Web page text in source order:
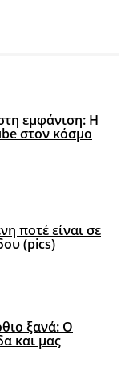
εμφάνιση: Η
στον κόσμο
ποτέ είναι σε
(pics)
ξανά: Ο
και μας